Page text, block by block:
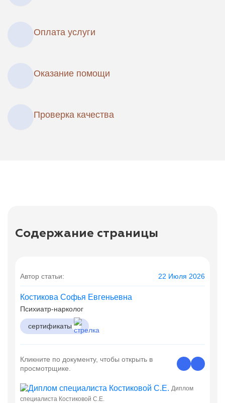
Оплата услуги
Оказание помощи
Проверка качества
Содержание страницы
Автор статьи: 22 Июля 2026
Костикова Софья Евгеньевна
Психиатр-нарколог
сертификаты
Кликните по документу, чтобы открыть в
просмотрщике.
Диплом
специалиста Костиковой С.Е.